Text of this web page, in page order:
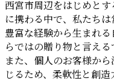
西宮市周辺をはじめと
に携わる中で、私たちは
豊富な経験から生まれ
らではの贈り物と言える
また、個人のお客様か
じるため、柔軟性と創造